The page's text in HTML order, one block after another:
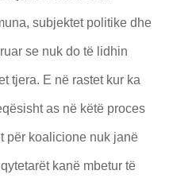
subjektet politike dhe
se nuk do të lidhin
tjera. E në rastet kur ka
as në këtë proces
për koalicione nuk janë
kanë mbetur të